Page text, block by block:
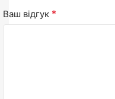
Ваш відгук *